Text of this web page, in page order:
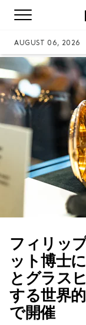
AUGUST 06, 2026
フィリッ
ット博士
とグラス
する世界
で開催